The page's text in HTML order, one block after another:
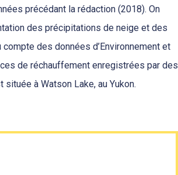
précédant la rédaction (2018). On
des précipitations de neige et des
des données d’Environnement et
de réchauffement enregistrées par des
à Watson Lake, au Yukon.